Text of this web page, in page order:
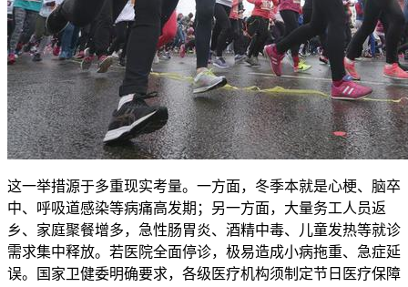
这一举措源于多重现实考量。一方面，冬季本就是心梗、脑卒
中、呼吸道感染等病痛高发期；另一方面，大量务工人员返
乡、家庭聚餐增多，急性肠胃炎、酒精中毒、儿童发热等就诊
需求集中释放。若医院全面停诊，极易造成小病拖重、急症延
误。国家卫健委明确要求，各级医疗机构须制定节日医疗保障